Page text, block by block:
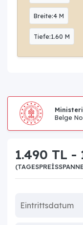
Breite:4 M
Tiefe:1.60 M
Belge
1.490 TL -